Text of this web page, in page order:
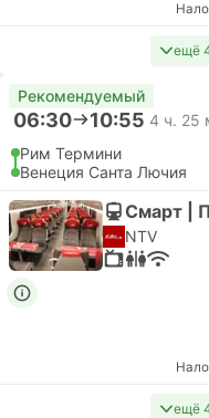
ещё
Рекомендуемый
06:30 10:55 4 ч. 25
Рим Термини
Венеция Санта Лючия
Смарт |
NTV
ещё